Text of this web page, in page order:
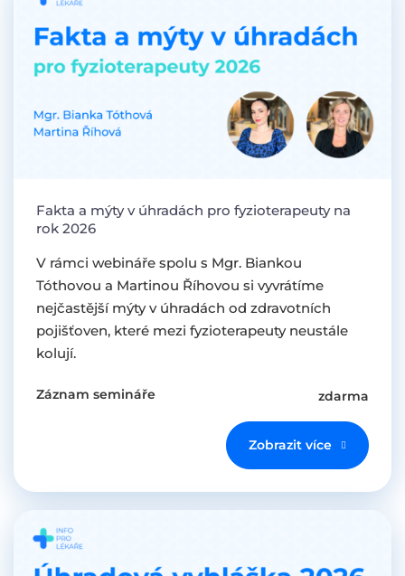
Fakta a mýty v úhradách pro fyzioterapeuty na
rok 2026
V rámci webináře spolu s Mgr. Biankou
Tóthovou a Martinou Říhovou si vyvrátíme
nejčastější mýty v úhradách od zdravotních
pojišťoven, které mezi fyzioterapeuty neustále
kolují.
Záznam semináře zdarma
Zobrazit více